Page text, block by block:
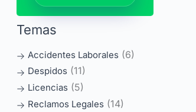
Temas
Accidentes Laborales (6)
Despidos (11)
Licencias (5)
Reclamos Legales (14)